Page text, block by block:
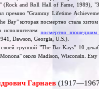
(Rock and Roll Hall of Fame, 1989),
премию "Grammy Lifetime
Bay" которая посмертно стала
посмертно
Dawson, Georgia, U.S.).
группой "The Bar-Kays" 10
около Madison, Wisconsin.
Гарнаев